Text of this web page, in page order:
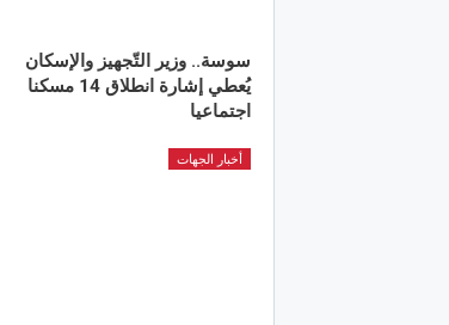
سوسة.. وزير التّجهيز والإسكان
يُعطي إشارة انطلاق 14 مسكنا
اجتماعيا
أخبار الجهات